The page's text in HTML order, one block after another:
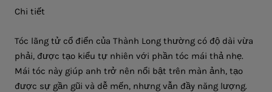
Chi tiết
Tóc lãng tử cổ điển của Thành Long thường có độ dài vừa
phải, được tạo kiểu tự nhiên với phần tóc mái thả nhẹ.
Mái tóc này giúp anh trở nên nổi bật trên màn ảnh, tạo
được sự gần gũi và dễ mến, nhưng vẫn đầy năng lượng.